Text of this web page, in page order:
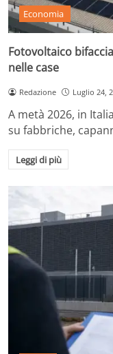
Economia
Fotovoltaico
nelle case
Redazione Luglio 24,
A metà 2026, in
su fabbriche,
Leggi di più